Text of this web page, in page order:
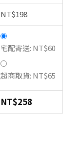
NT$198
宅配寄送: NT$60
超商取貨: NT$65
NT$258